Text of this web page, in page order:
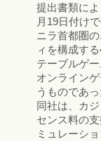
提出書類に
月19日付け
ニラ首都圏
ィを構成す
テーブルゲ
オンライン
うものであっ
同社は、カ
センス料の
ミュレーシ